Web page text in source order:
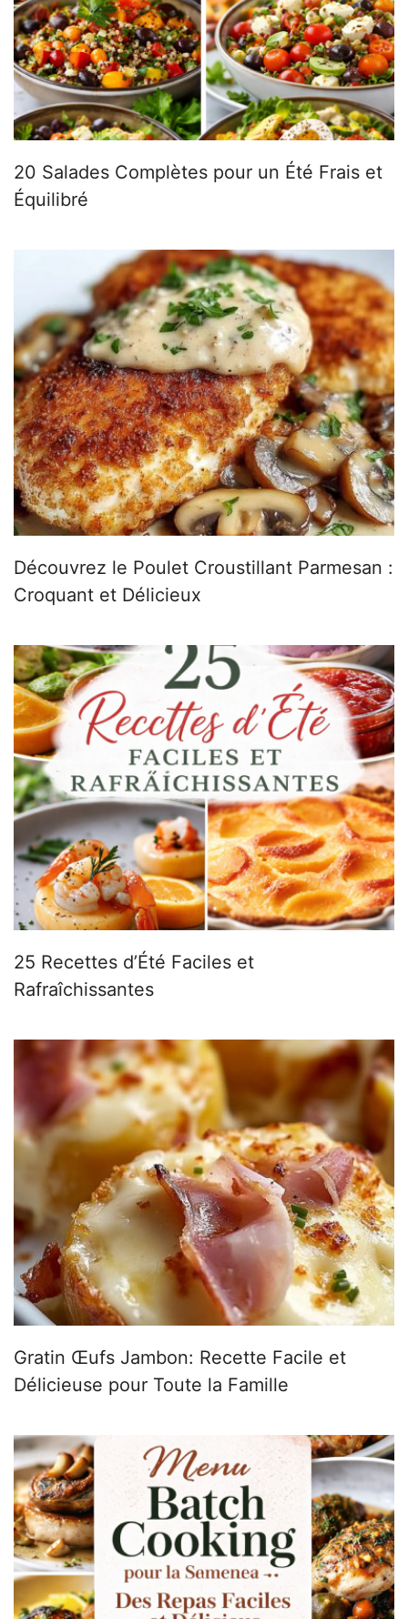
20 Salades Complètes pour un Été Frais et
Équilibré
Découvrez le Poulet Croustillant Parmesan :
Croquant et Délicieux
25 Recettes d’Été Faciles et
Rafraîchissantes
Gratin Œufs Jambon: Recette Facile et
Délicieuse pour Toute la Famille